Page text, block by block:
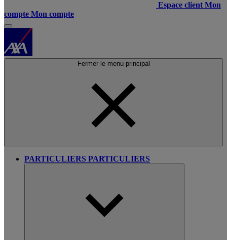
Espace client Mon
compte Mon compte
Fermer le menu principal
PARTICULIERS PARTICULIERS